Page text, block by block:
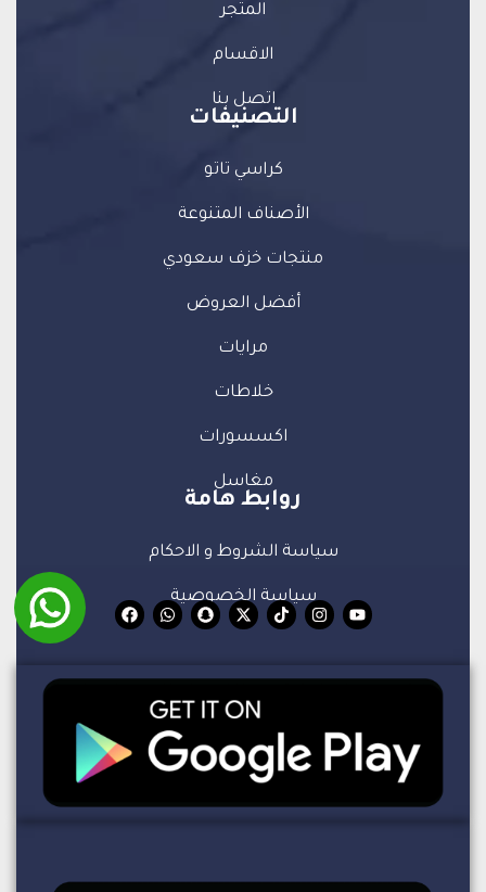
المتجر
الاقسام
اتصل بنا
التصنيفات
كراسي تاتو
الأصناف المتنوعة
منتجات خزف سعودي
أفضل العروض
مرايات
خلاطات
اكسسورات
مغاسل
روابط هامة
سياسة الشروط و الاحكام
سياسة الخصوصية